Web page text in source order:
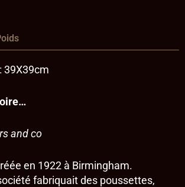
39X39cm
and co
en 1922 à Birmingham.
fabriquait des poussettes,